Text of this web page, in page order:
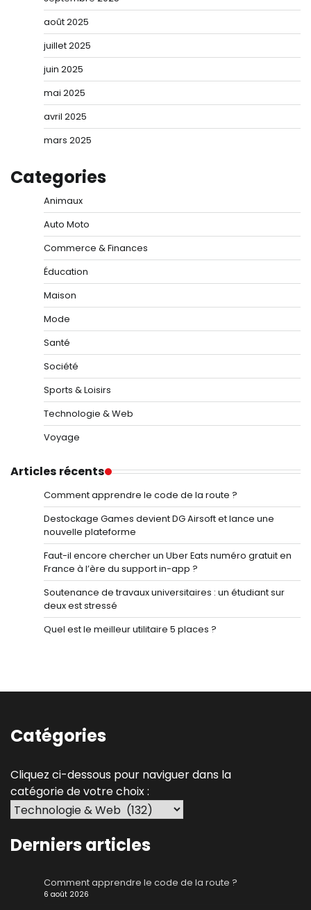
août 2025
juillet 2025
juin 2025
mai 2025
avril 2025
mars 2025
Categories
Animaux
Auto Moto
Commerce & Finances
Éducation
Maison
Mode
Santé
Société
Sports & Loisirs
Technologie & Web
Voyage
Articles récents
Comment apprendre le code de la route ?
Destockage Games devient DG Airsoft et lance une
nouvelle plateforme
Faut-il encore chercher un Uber Eats numéro gratuit en
France à l’ère du support in-app ?
Soutenance de travaux universitaires : un étudiant sur
deux est stressé
Quel est le meilleur utilitaire 5 places ?
Catégories
Cliquez ci-dessous pour naviguer dans la
catégorie de votre choix :
Derniers articles
Comment apprendre le code de la route ?
6 août 2026